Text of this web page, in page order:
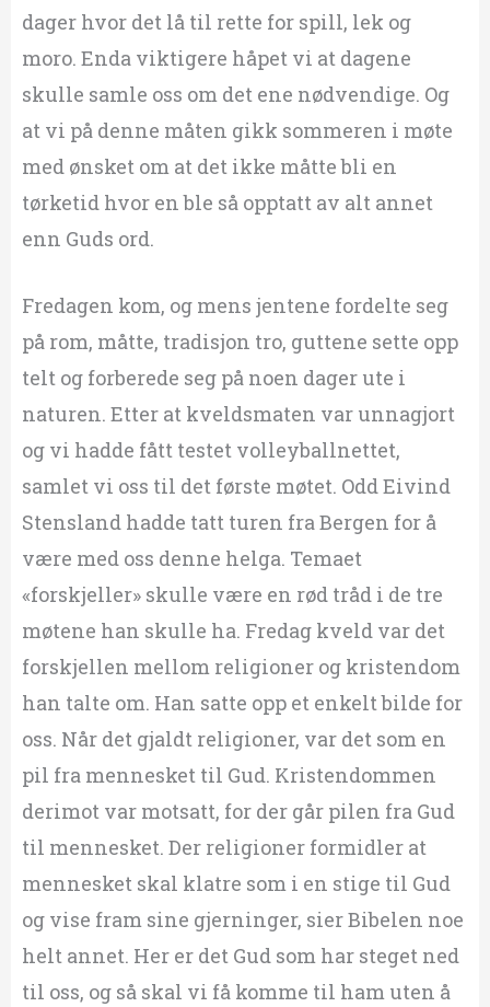
dager hvor det lå til rette for spill, lek og
moro. Enda viktigere håpet vi at dagene
skulle samle oss om det ene nødvendige. Og
at vi på denne måten gikk sommeren i møte
med ønsket om at det ikke måtte bli en
tørketid hvor en ble så opptatt av alt annet
enn Guds ord.
Fredagen kom, og mens jentene fordelte seg
på rom, måtte, tradisjon tro, guttene sette opp
telt og forberede seg på noen dager ute i
naturen. Etter at kveldsmaten var unnagjort
og vi hadde fått testet volleyballnettet,
samlet vi oss til det første møtet. Odd Eivind
Stensland hadde tatt turen fra Bergen for å
være med oss denne helga. Temaet
«forskjeller» skulle være en rød tråd i de tre
møtene han skulle ha. Fredag kveld var det
forskjellen mellom religioner og kristendom
han talte om. Han satte opp et enkelt bilde for
oss. Når det gjaldt religioner, var det som en
pil fra mennesket til Gud. Kristendommen
derimot var motsatt, for der går pilen fra Gud
til mennesket. Der religioner formidler at
mennesket skal klatre som i en stige til Gud
og vise fram sine gjerninger, sier Bibelen noe
helt annet. Her er det Gud som har steget ned
til oss, og så skal vi få komme til ham uten å